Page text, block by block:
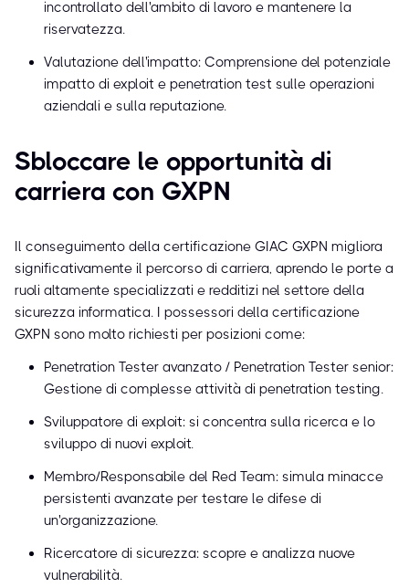
incontrollato dell'ambito di lavoro e mantenere la
riservatezza.
Valutazione dell'impatto: Comprensione del potenziale
impatto di exploit e penetration test sulle operazioni
aziendali e sulla reputazione.
Sbloccare le opportunità di
carriera con GXPN
Il conseguimento della certificazione GIAC GXPN migliora
significativamente il percorso di carriera, aprendo le porte a
ruoli altamente specializzati e redditizi nel settore della
sicurezza informatica. I possessori della certificazione
GXPN sono molto richiesti per posizioni come:
Penetration Tester avanzato / Penetration Tester senior:
Gestione di complesse attività di penetration testing.
Sviluppatore di exploit: si concentra sulla ricerca e lo
sviluppo di nuovi exploit.
Membro/Responsabile del Red Team: simula minacce
persistenti avanzate per testare le difese di
un'organizzazione.
Ricercatore di sicurezza: scopre e analizza nuove
vulnerabilità.